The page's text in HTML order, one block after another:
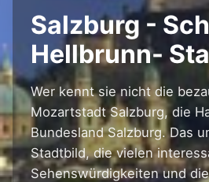
Salzburg -
Hellbrunn-
Wer kennt sie nicht die
Mozartstadt Salzburg, die
Bundesland Salzburg. Das
Stadtbild, die vielen
Sehenswürdigkeiten und